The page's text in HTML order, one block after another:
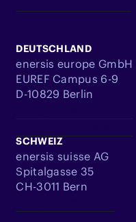
DEUTSCHLAND
enersis europe GmbH
EUREF Campus 6-9
D-10829 Berlin
SCHWEIZ
enersis suisse AG
Spitalgasse 35
CH-3011 Bern